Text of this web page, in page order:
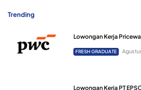
Trending
Lowongan Kerja
FRESH GRADUATE
Lowongan Kerja PT